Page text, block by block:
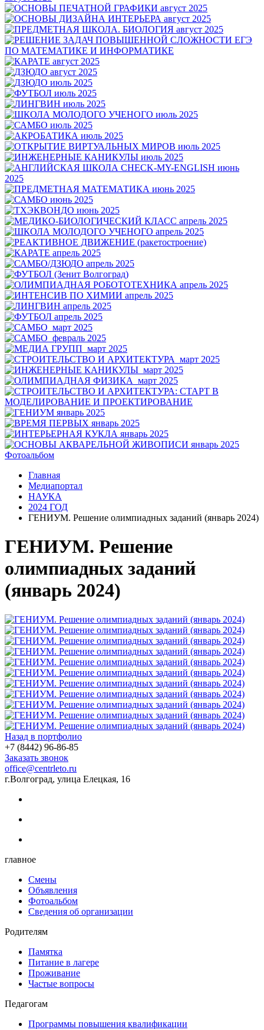
Фотоальбом
Главная
Медиапортал
НАУКА
2024 ГОД
ГЕНИУМ. Решение олимпиадных заданий (январь 2024)
ГЕНИУМ. Решение
олимпиадных заданий
(январь 2024)
Назад в портфолио
+7 (8442) 96-86-85
Заказать звонок
office@centrleto.ru
г.Волгоград, улица Елецкая, 16
главное
Смены
Объявления
Фотоальбом
Сведения об организации
Родителям
Памятка
Питание в лагере
Проживание
Частые вопросы
Педагогам
Программы повышения квалификации